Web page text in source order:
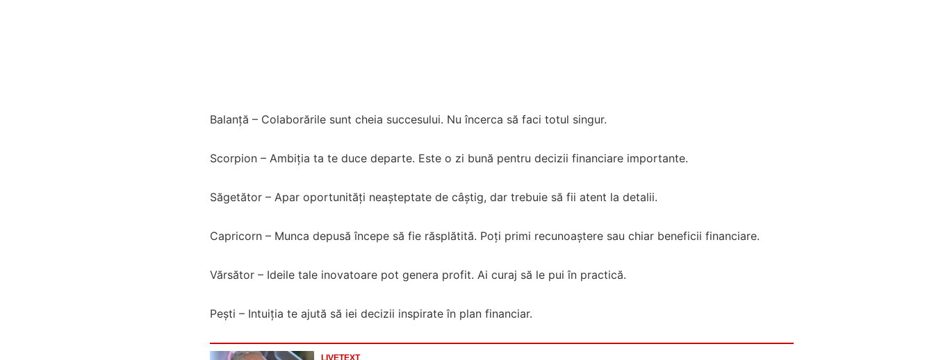
Balanță – Colaborările sunt cheia succesului. Nu încerca să faci totul singur.
Scorpion – Ambiția ta te duce departe. Este o zi bună pentru decizii financiare importante.
Săgetător – Apar oportunități neașteptate de câștig, dar trebuie să fii atent la detalii.
Capricorn – Munca depusă începe să fie răsplătită. Poți primi recunoaștere sau chiar beneficii financiare.
Vărsător – Ideile tale inovatoare pot genera profit. Ai curaj să le pui în practică.
Pești – Intuiția te ajută să iei decizii inspirate în plan financiar.
LIVETEXT